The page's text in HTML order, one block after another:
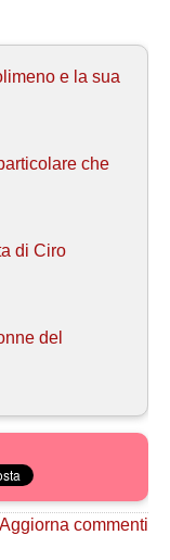
e la sua
che
di Ciro
del
Aggiorna commenti